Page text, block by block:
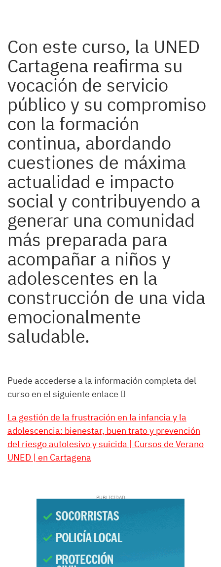
Con este curso, la UNED
Cartagena reafirma su
vocación de servicio
público y su compromiso
con la formación
continua, abordando
cuestiones de máxima
actualidad e impacto
social y contribuyendo a
generar una comunidad
más preparada para
acompañar a niños y
adolescentes en la
construcción de una vida
emocionalmente
saludable.
Puede accederse a la información completa del
curso en el siguiente enlace 
La gestión de la frustración en la infancia y la
adolescencia: bienestar, buen trato y prevención
del riesgo autolesivo y suicida | Cursos de Verano
UNED | en Cartagena